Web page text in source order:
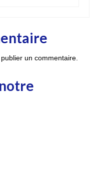
un commentaire.